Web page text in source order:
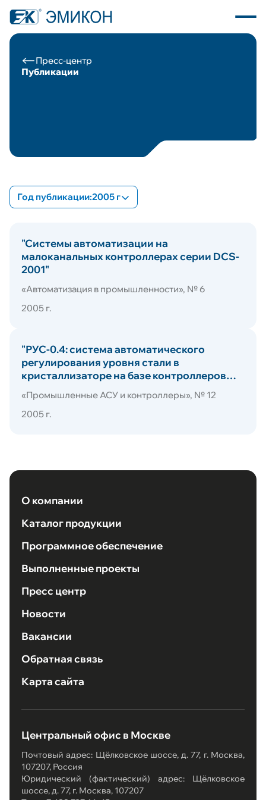
Программное обеспечение
Пресс центр
Вакансии
Пресс-центр
Публикации
Год публикации:2005 г
2023
2017
2015
2013
2012
2008
2007
2006
2003
2002
1997
1995
1994
"Системы автоматизации на
малоканальных контроллерах серии DCS-
2001"
«Автоматизация в промышленности», № 6
2005 г.
"РУС-0.4: система автоматического
регулирования уровня стали в
кристаллизаторе на базе контроллеров
«Промышленные АСУ и контроллеры», № 12
2005 г.
О компании
Каталог продукции
Программное обеспечение
Выполненные проекты
Пресс центр
Новости
Вакансии
Обратная связь
Карта сайта
Центральный офис в Москве
Почтовый адрес: Щёлковское шоссе, д. 77, г. Москва,
107207, Россия
Юридический (фактический) адрес: Щёлковское
шоссе, д. 77, г. Москва, 107207